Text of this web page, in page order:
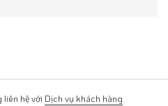
liên hệ với Dịch vụ khách hàng